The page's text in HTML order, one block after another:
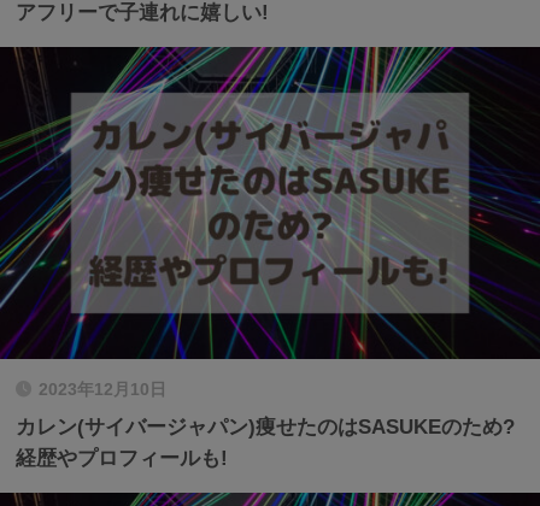
アフリーで子連れに嬉しい!
2023年12月10日
カレン(サイバージャパン)痩せたのはSASUKEのため?
経歴やプロフィールも!